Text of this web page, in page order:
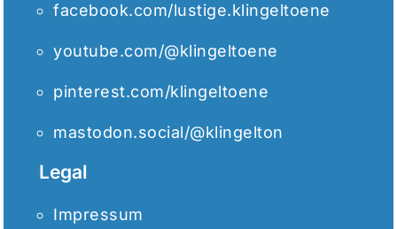
facebook.com/lustige.klingeltoene
youtube.com/@klingeltoene
pinterest.com/klingeltoene
mastodon.social/@klingelton
Legal
Impressum